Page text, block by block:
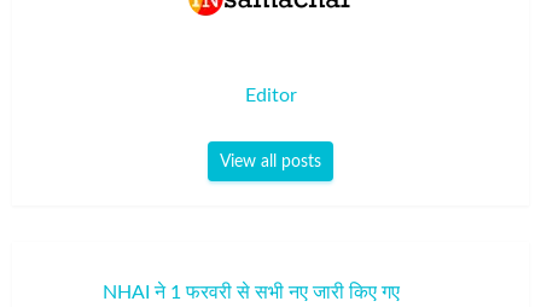
Editor
View all posts
NHAI ने 1 फरवरी से सभी नए जारी किए गए